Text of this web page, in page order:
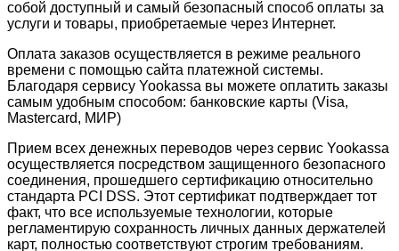
собой доступный и самый безопасный способ оплаты за
услуги и товары, приобретаемые через Интернет.
Оплата заказов осуществляется в режиме реального
времени с помощью сайта платежной системы.
Благодаря сервису Yookassa вы можете оплатить заказы
самым удобным способом: банковские карты (Visa,
Mastercard, МИР)
Прием всех денежных переводов через сервис Yookassa
осуществляется посредством защищенного безопасного
соединения, прошедшего сертификацию относительно
стандарта PCI DSS. Этот сертификат подтверждает тот
факт, что все используемые технологии, которые
регламентирую сохранность личных данных держателей
карт, полностью соответствуют строгим требованиям.